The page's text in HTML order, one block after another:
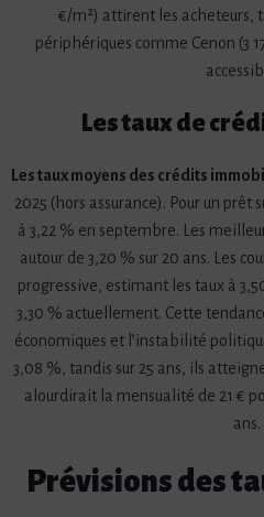
€/m²) attirent les acheteurs,
périphériques comme Cenon (3
Les taux de
Les taux moyens des crédits
2025 (hors assurance). Pour un prêt
à 3,22 % en septembre. Les
autour de 3,20 % sur 20 ans. Les
progressive, estimant les taux à
3,30 % actuellement. Cette
économiques et l’instabilité
3,08 %, tandis sur 25 ans, ils
alourdirait la mensualité de 21 €
ans.
Prévisions des